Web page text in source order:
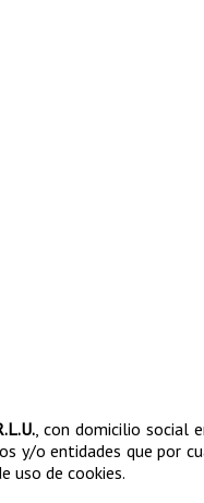
, con domicilio social
y/o entidades que por
uso de cookies.